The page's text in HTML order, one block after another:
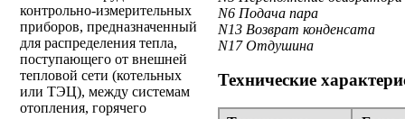
контрольно-измерительных
приборов, предназначенный
для распределения тепла,
поступающего от внешней
тепловой сети (котельных
или ТЭЦ), между системам
отопления, горячего
N6 Подача пара
N13 Возврат конденсата
N17 Отдушина
Технические